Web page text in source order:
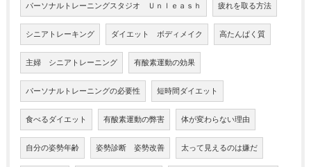
パーソナルトレーニングスタジオ Ｕｎｌｅａｓｈ 疲れを取る方法
シニアトレーキング ダイエット ボディメイク 高たんぱく質
主婦 シニアトレーニング 有酸素運動の効果
パーソナルトレーニングの必要性 短時間ダイエット
食べるダイエット 有酸素運動の弊害 体が変わらない理由
自分の姿勢年齢 姿勢診断 姿勢改善 太って見えるのは嫌だ